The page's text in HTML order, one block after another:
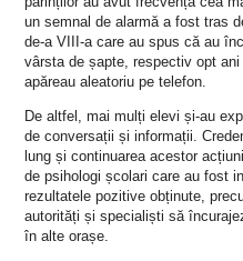
un semnal de alarmă a fost tras
de-a VIII-a care au spus că au
vârsta de șapte, respectiv opt
apăreau aleatoriu pe telefon.
De altfel, mai mulți elevi și-au
de conversații și informații.
lung și continuarea acestor
de psihologi școlari care au fost
rezultatele pozitive obținute,
autorități și specialiști să
în alte orașe.